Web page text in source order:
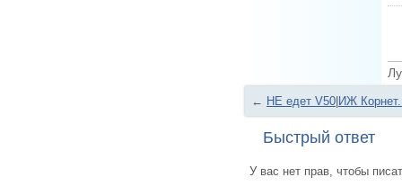
← НЕ едет V50 ИЖ
Быстрый ответ
У вас нет прав, чтобы